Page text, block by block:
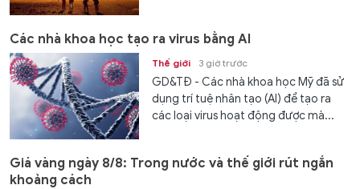
Các nhà khoa học tạo ra virus bằng AI
Thế giới 3 giờ trước
GD&TĐ - Các nhà khoa học Mỹ đã sử
dụng trí tuệ nhân tạo (AI) để tạo ra
các loại virus hoạt động được mà...
Giá vàng ngày 8/8: Trong nước và thế giới rút ngắn
khoảng cách